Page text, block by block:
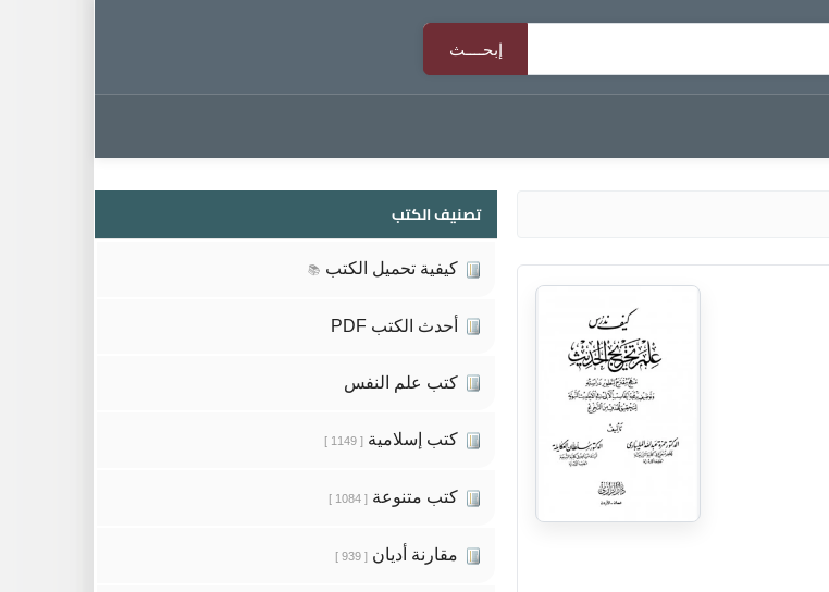
تصنيف الكتب
كيفية تحميل الكتب 📚
أحدث الكتب PDF
كتب علم النفس
كتب إسلامية [ 1149 ]
كتب متنوعة [ 1084 ]
مقارنة أديان [ 939 ]